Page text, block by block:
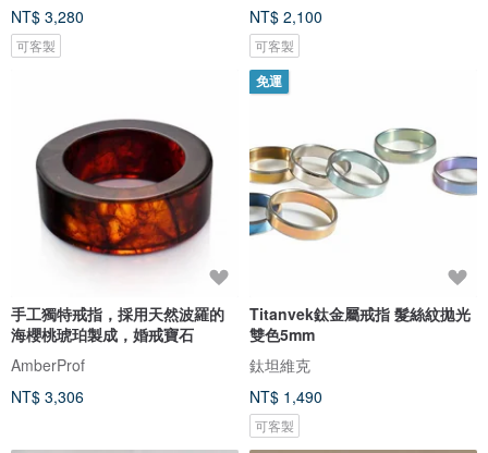
NT$ 3,280
可客製
NT$ 2,100
可客製
手工獨特戒指，採用天然波羅的
海櫻桃琥珀製成，婚戒寶石
AmberProf
NT$ 3,306
免運
Titanvek鈦金屬戒指 髮絲紋拋光
雙色5mm
鈦坦維克
NT$ 1,490
可客製